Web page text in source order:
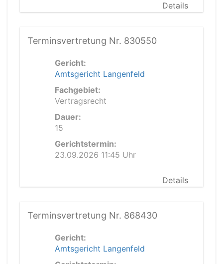
Details
Terminsvertretung Nr. 830550
Gericht:
Amtsgericht Langenfeld
Fachgebiet:
Vertragsrecht
Dauer:
15
Gerichtstermin:
23.09.2026 11:45 Uhr
Details
Terminsvertretung Nr. 868430
Gericht:
Amtsgericht Langenfeld